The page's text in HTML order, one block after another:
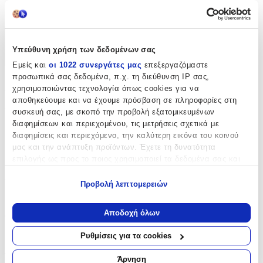
Υπεύθυνη χρήση των δεδομένων σας
Εμείς και οι 1022 συνεργάτες μας επεξεργαζόμαστε
προσωπικά σας δεδομένα, π.χ. τη διεύθυνση IP σας,
χρησιμοποιώντας τεχνολογία όπως cookies για να
αποθηκεύουμε και να έχουμε πρόσβαση σε πληροφορίες στη
συσκευή σας, με σκοπό την προβολή εξατομικευμένων
διαφημίσεων και περιεχομένου, τις μετρήσεις σχετικά με
διαφημίσεις και περιεχόμενο, την καλύτερη εικόνα του κοινού
μας και την ανάπτυξη προϊόντων. Έχετε τη δυνατότητα
Να συλλέξουμε πληροφορίες σχετικά με τη γεωγραφική
σας τοποθεσία, οι οποίες μπορεί να είναι ακριβείς σε
απόσταση μερικών μέτρων
Να αναγνωρίσουμε τη συσκευή σας σαρώνοντας ενεργά
για συγκεκριμένα χαρακτηριστικά (δακτυλικό αποτύπωμα)
Προβολή λεπτομερειών
Αποδοχή όλων
Ρυθμίσεις για τα cookies
Άρνηση
Χαρακτηριστικά
Κατασκευαστής :
Graffiti
Βασικά Χαρακτηριστικά
Φύλο
Τύπος